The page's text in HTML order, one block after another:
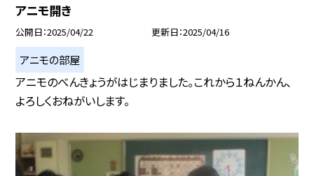
アニモ開き
公開日 2025/04/22 更新日 2025/04/16
アニモの部屋
アニモのべんきょうがはじまりました。これから１ねんかん、
よろしくおねがいします。